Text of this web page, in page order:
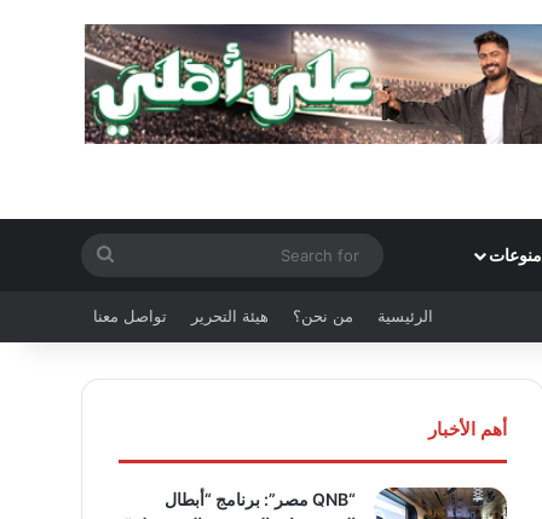
منوعات
Search
الرئيسية من نحن؟ هيئة التحرير تواصل معنا
أهم الأخبار
“QNB مصر”: برنامج “أبطال